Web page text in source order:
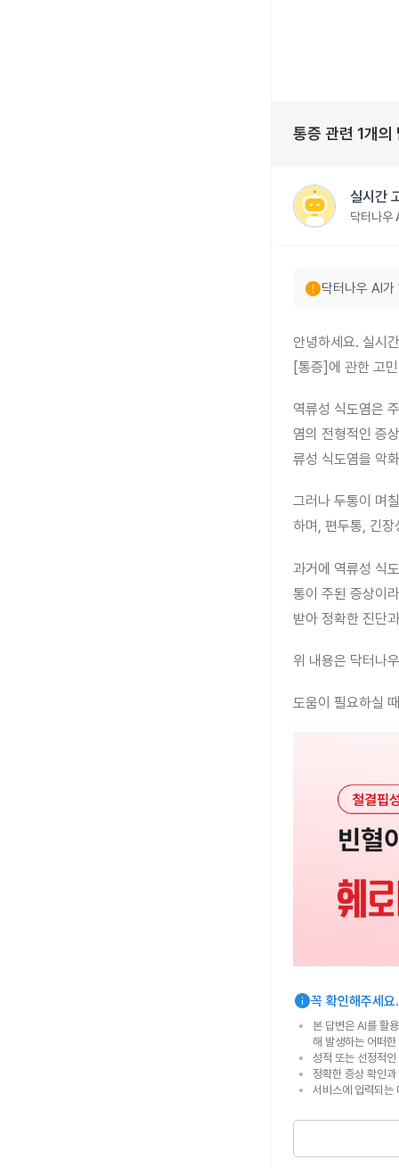
통증 관련 1개의
실시간
닥터나우
error닥터나우 AI
안녕하세요. 실시
[통증]에 관한 고
역류성 식도염은
염의 전형적인 증
류성 식도염을 악
그러나 두통이 며
하며, 편두통, 긴
과거에 역류성 식
통이 주된 증상이
받아 정확한 진단
위 내용은 닥터나
도움이 필요하실
info꼭 확인해주세요.
본 답변은 AI를 활
해 발생하는 어떠
성적 또는 선정적
정확한 증상 확인
서비스에 입력되